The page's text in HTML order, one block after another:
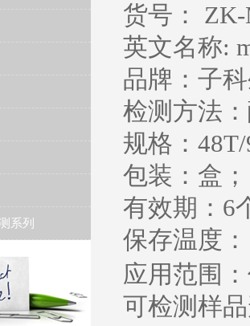
系列
货号：
英文名称:
品牌：子
检测方法
规格：
包装：盒；
有效期： 6
保存温度 ：
应用范围
可检测样